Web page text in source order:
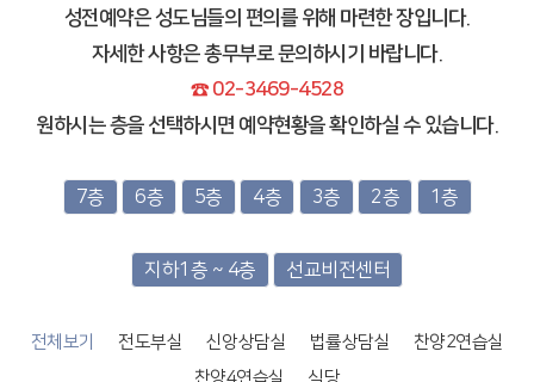
성전예약은 성도님들의 편의를 위해 마련한 장입니다.
자세한 사항은 총무부로 문의하시기 바랍니다.
☎ 02-3469-4528
원하시는 층을 선택하시면 예약현황을 확인하실 수 있습니다.
7층 6층 5층 4층 3층 2층 1층
지하1층 ~ 4층 선교비전센터
전체보기 전도부실 신앙상담실 법률상담실
찬양2연습실
찬양4연습실
식당